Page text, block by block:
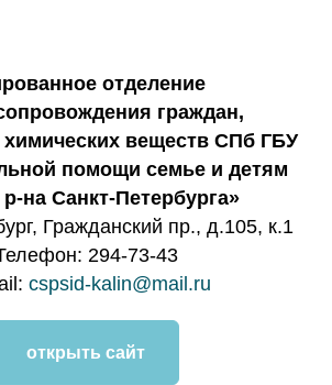
отделение
граждан,
веществ СПб ГБУ
помощи семье и детям
на Санкт-Петербурга»
Гражданский пр., д.105, к.1
294-73-43
cspsid-kalin@mail.ru
открыть сайт